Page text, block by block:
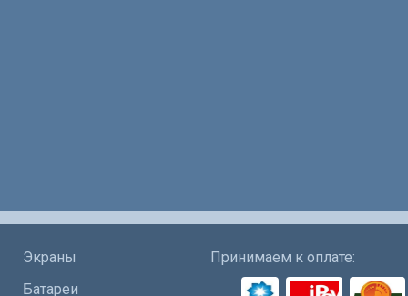
Экраны
Батареи
Принимаем к оплате: